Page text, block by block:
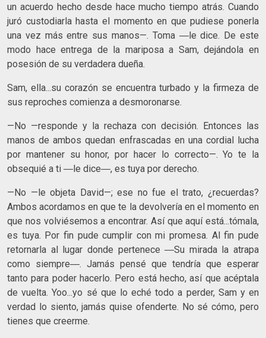
un acuerdo hecho desde hace mucho tiempo atrás. Cuando
juró custodiarla hasta el momento en que pudiese ponerla
una vez más entre sus manos—. Toma ―le dice. De este
modo hace entrega de la mariposa a Sam, dejándola en
posesión de su verdadera dueña.
Sam, ella...su corazón se encuentra turbado y la firmeza de
sus reproches comienza a desmoronarse.
—No —responde y la rechaza con decisión. Entonces las
manos de ambos quedan enfrascadas en una cordial lucha
por mantener su honor, por hacer lo correcto—. Yo te la
obsequié a ti ―le dice―, es tuya por derecho.
—No —le objeta David—; ese no fue el trato, ¿recuerdas?
Ambos acordamos en que te la devolvería en el momento en
que nos volviésemos a encontrar. Así que aquí está...tómala,
es tuya. Por fin pude cumplir con mi promesa. Al fin pude
retornarla al lugar donde pertenece ―Su mirada la atrapa
como siempre―. Jamás pensé que tendría que esperar
tanto para poder hacerlo. Pero está hecho, así que acéptala
de vuelta. Yoo...yo sé que lo eché todo a perder, Sam y en
verdad lo siento, jamás quise ofenderte. No sé cómo, pero
tienes que creerme.